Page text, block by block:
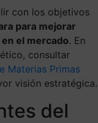
con los objetivos
para mejorar
el mercado. En
consultar
Materias Primas
visión estratégica.
del